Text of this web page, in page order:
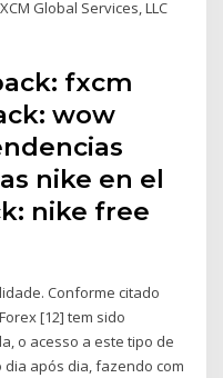
Global Services, LLC
fxcm
wow
nike en el
nike free
Conforme citado
[12] tem sido
o acesso a este tipo de
após dia, fazendo com